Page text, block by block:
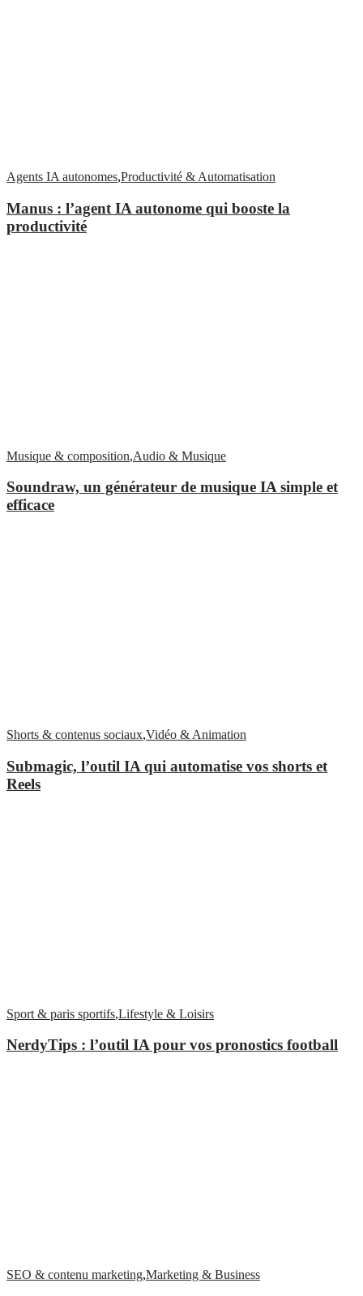
Agents IA autonomes,Productivité & Automatisation
Manus : l’agent IA autonome qui booste la
productivité
Musique & composition,Audio & Musique
Soundraw, un générateur de musique IA simple et
efficace
Shorts & contenus sociaux,Vidéo & Animation
Submagic, l’outil IA qui automatise vos shorts et
Reels
Sport & paris sportifs,Lifestyle & Loisirs
NerdyTips : l’outil IA pour vos pronostics football
SEO & contenu marketing,Marketing & Business